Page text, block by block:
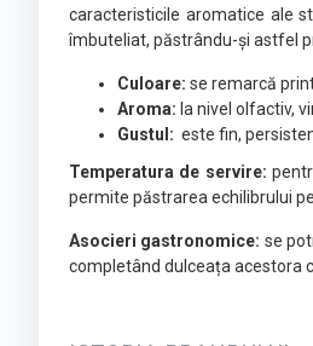
caracteristicile aromatice ale
îmbuteliat, păstrându-și astfel
Culoare: se remarcă
Aroma: la nivel olfactiv,
Gustul: este fin,
Temperatura de servire:
permite păstrarea echilibrului
Asocieri gastronomice: se
completând dulceața acestora